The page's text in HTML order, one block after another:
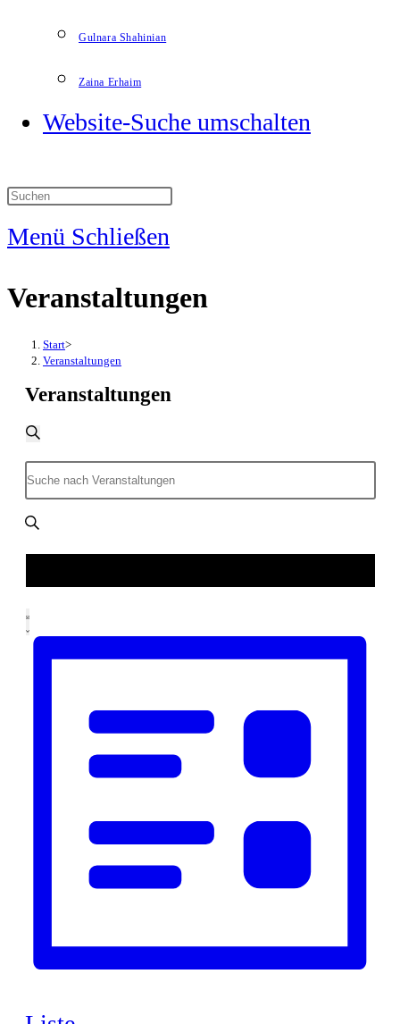
Gulnara Shahinian
Zaina Erhaim
Website-Suche umschalten
Menü Schließen
Veranstaltungen
Start>
Veranstaltungen
Veranstaltungen
Veranstaltungen
Suche
und
Ansichten,
Navigation
Bitte
Schlüsselwort
Suche
nach
Schlüsselwort.
Ansichten-
Navigation
Liste